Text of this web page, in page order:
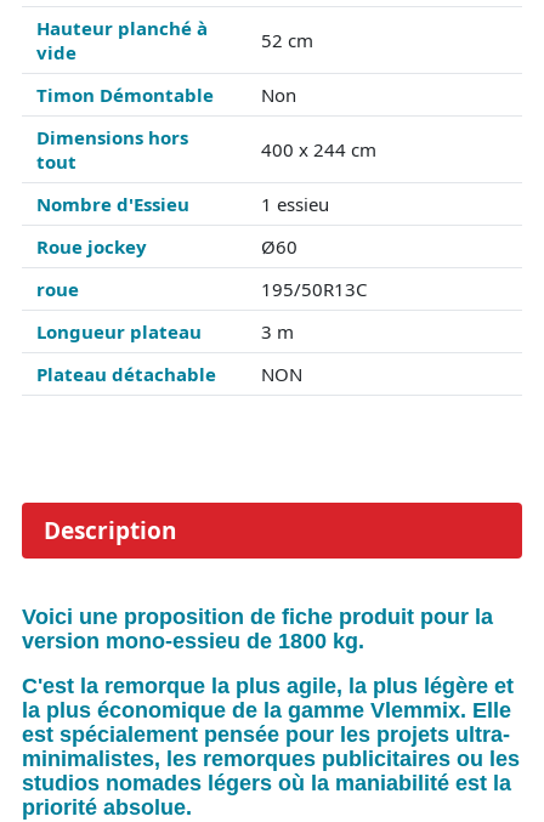
Hauteur planché à
vide
52 cm
Timon Démontable
Non
Dimensions hors
tout
400 x 244 cm
Nombre d'Essieu
1 essieu
Roue jockey
Ø60
roue
195/50R13C
Longueur plateau
3 m
Plateau détachable
NON
Description
Voici une proposition de fiche produit pour la
version mono-essieu de 1800 kg.
C'est la remorque la plus agile, la plus légère et
la plus économique de la gamme Vlemmix. Elle
est spécialement pensée pour les projets ultra-
minimalistes, les remorques publicitaires ou les
studios nomades légers où la maniabilité est la
priorité absolue.